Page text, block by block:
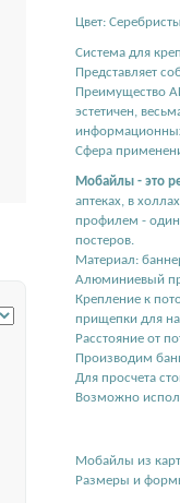
Цвет:
Система для
Представляет
Преимущество
эстетичен,
Сфера
Мобайлы - это
аптеках, в
профилем - один
постеров.
Материал:
Алюминиевый
Крепление к
прищепки для
Расстояние от
Производим
Для просчета
Возможно
Мобайлы из
Размеры и